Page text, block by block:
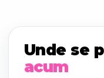
Unde se
acum